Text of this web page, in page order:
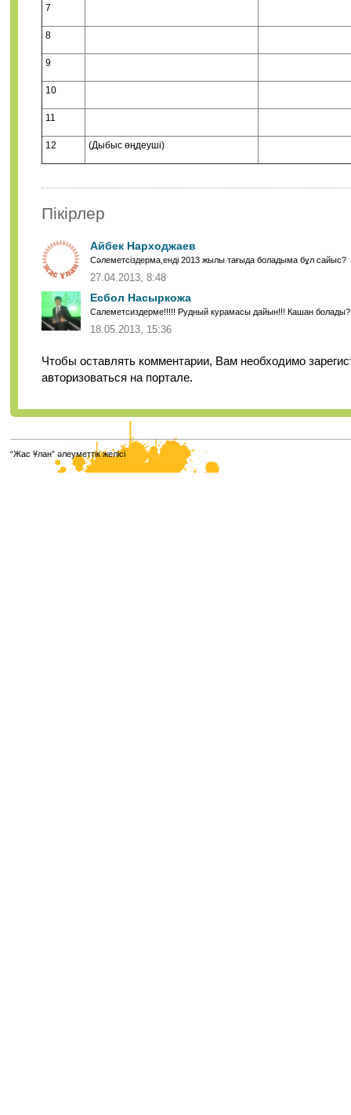
7
8
9
10
11
12 (Дыбыс өңдеуші)
Пікірлер
Айбек Нарходжаев
Сәлеметсіздерма,енді 2013 жылы тағыда боладыма бұл сайыс?
27.04.2013, 8:48
Есбол Насыркожа
Cалеметсиздерме!!!!! Рудный курамасы дайын!!! Кашан
18.05.2013, 15:36
Чтобы оставлять комментарии, Вам необходимо
авторизоваться на портале.
“Жас Ұлан” әлеуметтік желісі